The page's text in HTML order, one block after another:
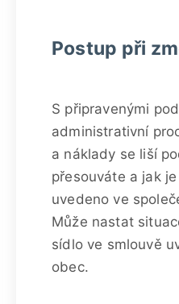
Postup při
S připravenými
administrativní
a náklady se liší
přesouváte a jak
uvedeno ve
Může nastat
sídlo ve smlouvě
obec.